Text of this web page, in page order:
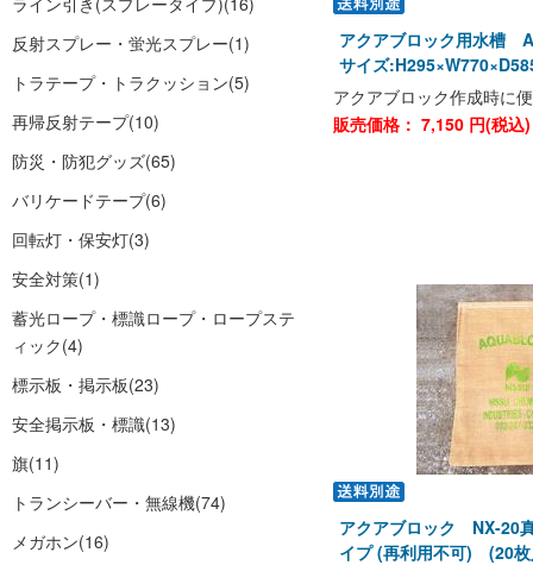
反射スプレー・蛍光スプレー(1)
トラテープ・トラクッション(5)
再帰反射テープ(10)
防災・防犯グッズ(65)
バリケードテープ(6)
回転灯・保安灯(3)
安全対策(1)
蓄光ロープ・標識ロープ・ロープステ
ィック(4)
標示板・掲示板(23)
安全掲示板・標識(13)
旗(11)
トランシーバー・無線機(74)
メガホン(16)
アクアブロック用水槽
サイズ
アクアブロック作成時に
販売価格： 7,150 円(税
アクアブロック NX-20
イプ (再利用不可) (20